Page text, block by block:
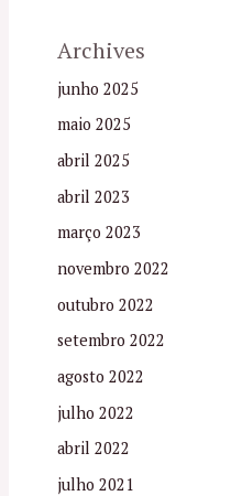
Archives
junho 2025
maio 2025
abril 2025
abril 2023
março 2023
novembro 2022
outubro 2022
setembro 2022
agosto 2022
julho 2022
abril 2022
julho 2021